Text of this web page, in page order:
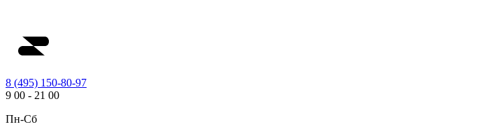
8 (495) 150-80-97
9 00 - 21 00
Пн-Сб